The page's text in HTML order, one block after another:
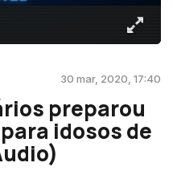
30 mar, 2020, 17:40
preparou
idosos de